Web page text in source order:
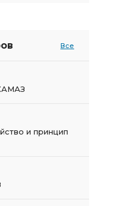
Все
и принцип